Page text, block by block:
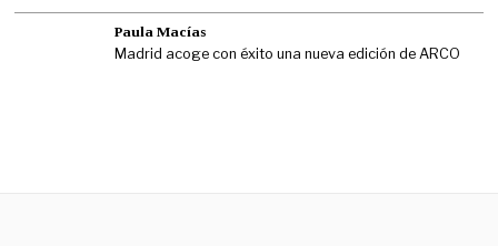
Paula Macías
Madrid acoge con éxito una nueva edición de ARCO